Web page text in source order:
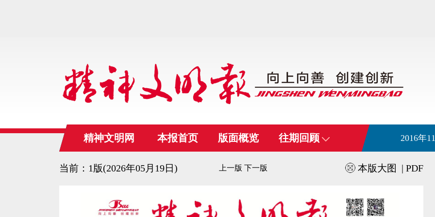
精神文明网 本报首页 版面概览 往期回顾 2016年
当前：1版(2026年05月19日) 上一版 下一版 本版大图 | PDF